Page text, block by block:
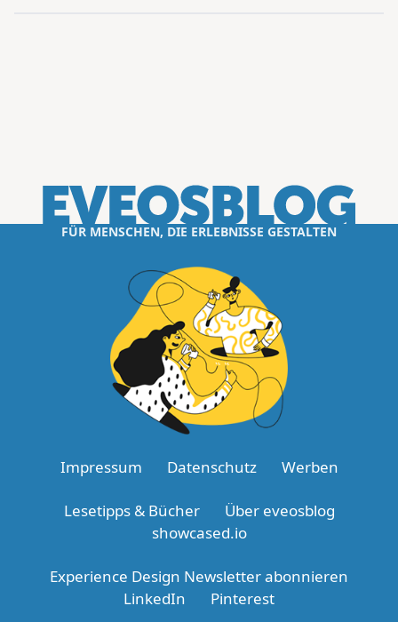
FÜR MENSCHEN, DIE ERLEBNISSE GESTALTEN
Impressum Datenschutz Werben
Lesetipps & Bücher
Über eveosblog
showcased.io
Experience Design Newsletter abonnieren
LinkedIn
Pinterest